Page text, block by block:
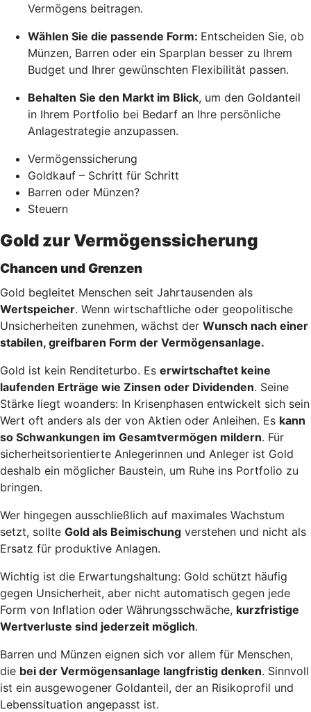
Vermögens beitragen.
Wählen Sie die passende Form: Entscheiden Sie, ob
Münzen, Barren oder ein Sparplan besser zu Ihrem
Budget und Ihrer gewünschten Flexibilität passen.
Behalten Sie den Markt im Blick, um den Goldanteil
in Ihrem Portfolio bei Bedarf an Ihre persönliche
Anlagestrategie anzupassen.
Vermögenssicherung
Goldkauf – Schritt für Schritt
Barren oder Münzen?
Steuern
Gold zur Vermögenssicherung
Chancen und Grenzen
Gold begleitet Menschen seit Jahrtausenden als
Wertspeicher. Wenn wirtschaftliche oder geopolitische
Unsicherheiten zunehmen, wächst der Wunsch nach einer
stabilen, greifbaren Form der Vermögensanlage.
Gold ist kein Renditeturbo. Es erwirtschaftet keine
laufenden Erträge wie Zinsen oder Dividenden. Seine
Stärke liegt woanders: In Krisenphasen entwickelt sich sein
Wert oft anders als der von Aktien oder Anleihen. Es kann
so Schwankungen im Gesamtvermögen mildern. Für
sicherheitsorientierte Anlegerinnen und Anleger ist Gold
deshalb ein möglicher Baustein, um Ruhe ins Portfolio zu
bringen.
Wer hingegen ausschließlich auf maximales Wachstum
setzt, sollte Gold als Beimischung verstehen und nicht als
Ersatz für produktive Anlagen.
Wichtig ist die Erwartungshaltung: Gold schützt häufig
gegen Unsicherheit, aber nicht automatisch gegen jede
Form von Inflation oder Währungsschwäche, kurzfristige
Wertverluste sind jederzeit möglich.
Barren und Münzen eignen sich vor allem für Menschen,
die bei der Vermögensanlage langfristig denken. Sinnvoll
ist ein ausgewogener Goldanteil, der an Risikoprofil und
Lebenssituation angepasst ist.